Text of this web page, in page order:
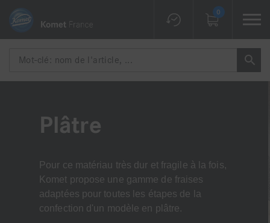
0
Plâtre
Pour ce matériau très dur et fragile à la fois,
Komet propose une gamme de fraises
adaptées pour toutes les étapes de la
confection d'un modèle en plâtre.